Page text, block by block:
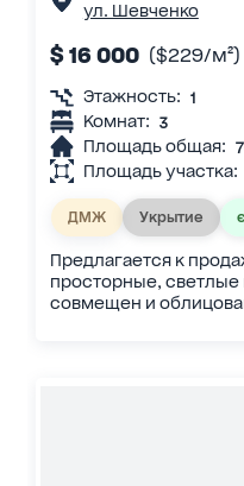
ул. Шевченко
$ 16 000 ($229/м²)
Этажность: 1
Комнат: 3
Площадь общая:
Площадь участка:
ДМЖ Укрытие
Предлагается к
просторные, светлые
совмещен и